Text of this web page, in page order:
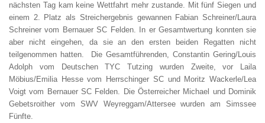
nächsten Tag kam keine Wettfahrt mehr zustande. Mit fünf Siegen und
einem 2. Platz als Streichergebnis gewannen Fabian Schreiner/Laura
Schreiner vom Bernauer SC Felden. In er Gesamtwertung konnten sie
aber nicht eingehen, da sie an den ersten beiden Regatten nicht
teilgenommen hatten. Die Gesamtführenden, Constantin Gering/Louis
Adolph vom Deutschen TYC Tutzing wurden Zweite, vor Laila
Möbius/Emilia Hesse vom Herrschinger SC und Moritz Wackerle/Lea
Voigt vom Bernauer SC Felden. Die Österreicher Michael und Dominik
Gebetsroither vom SWV Weyreggam/Attersee wurden am Simssee
Fünfte.